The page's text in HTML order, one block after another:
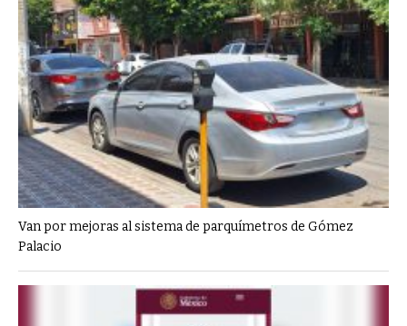
Van por mejoras al sistema de parquímetros de Gómez
Palacio